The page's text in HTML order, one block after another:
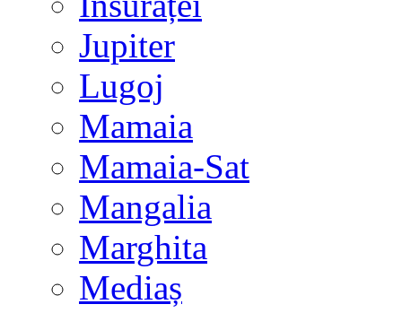
Jupiter
Lugoj
Mamaia
Mamaia-Sat
Mangalia
Marghita
Mediaș